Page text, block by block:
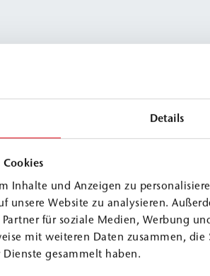
Details
Inhalte und Anzeigen zu
unsere Website zu analysieren.
für soziale Medien, Werbung
mit weiteren Daten zusammen,
gesammelt haben.